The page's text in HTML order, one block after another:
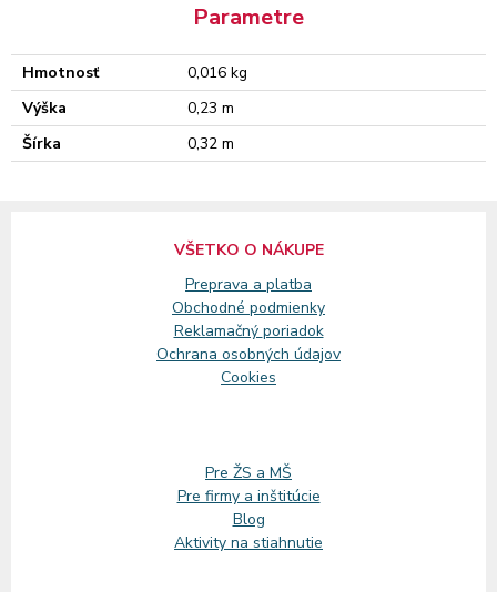
Parametre
Hmotnosť
0,016 kg
Výška
0,23 m
Šírka
0,32 m
VŠETKO O NÁKUPE
Preprava a platba
Obchodné podmienky
Reklamačný poriadok
Ochrana osobných údajov
Cookies
Pre ŽS a MŠ
Pre firmy a inštitúcie
Blog
Aktivity na stiahnutie